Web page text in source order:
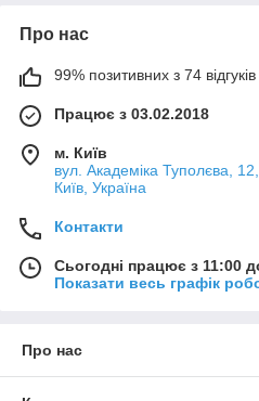
Про нас
99% позитивних з 74 відгуків
Працює з 03.02.2018
м. Київ
вул. Академіка Туполєва,
Київ, Україна
Контакти
Сьогодні працює з 11:00
Показати весь графік
Про нас